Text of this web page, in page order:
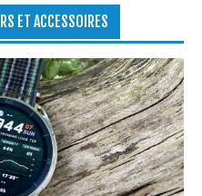
ET ACCESSOIRES